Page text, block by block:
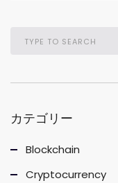
カテゴリー
Blockchain
Cryptocurrency